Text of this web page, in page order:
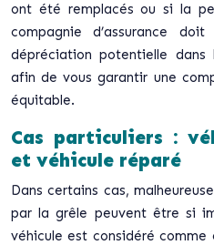
ont été remplacés ou si la
compagnie d’assurance
dépréciation potentielle dans
afin de vous garantir une
équitable.
Cas particuliers :
et véhicule réparé
Dans certains cas,
par la grêle peuvent être si
véhicule est considéré comme